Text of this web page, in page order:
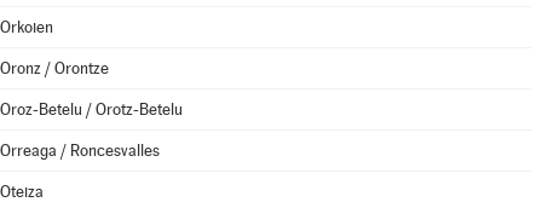
Orkoien
Oronz / Orontze
Oroz-Betelu / Orotz-Betelu
Orreaga / Roncesvalles
Oteiza